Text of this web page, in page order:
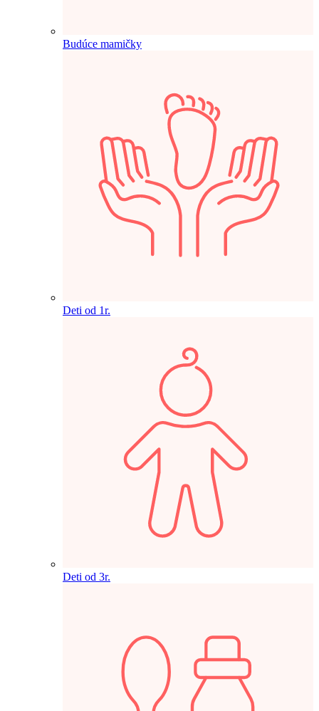
Budúce mamičky
Deti od 1r.
Deti od 3r.